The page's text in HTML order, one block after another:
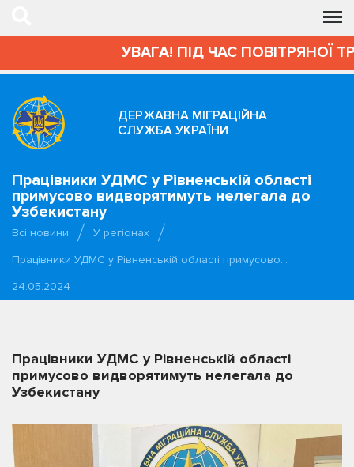
УВАГА! ПІД ЧАС ПОВІТРЯНОЇ
ДЕРЖАВНА МІГРАЦІЙНА
СЛУЖБА УКРАЇНИ
Працівники УДМС у Рівненській області
примусово видворятимуть нелегала до
Узбекистану
Всі новини
У регіонах
Працівники УДМС у Рівненській області примусово…
24.05.2024
Працівники УДМС у Рівненській області
примусово видворятимуть нелегала до
Узбекистану